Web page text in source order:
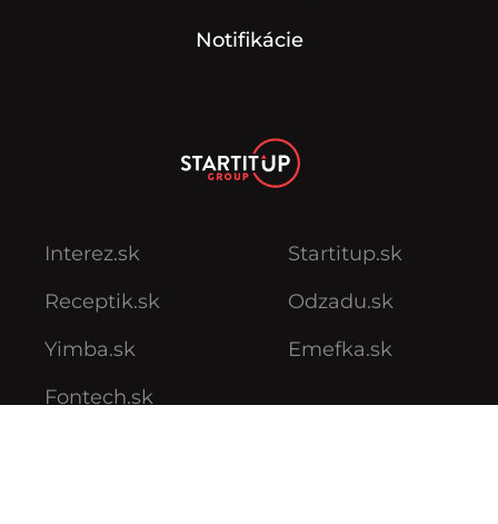
Notifikácie
Receptik.sk
Yimba.sk
Fontech.sk
Odzadu.sk
Emefka.sk